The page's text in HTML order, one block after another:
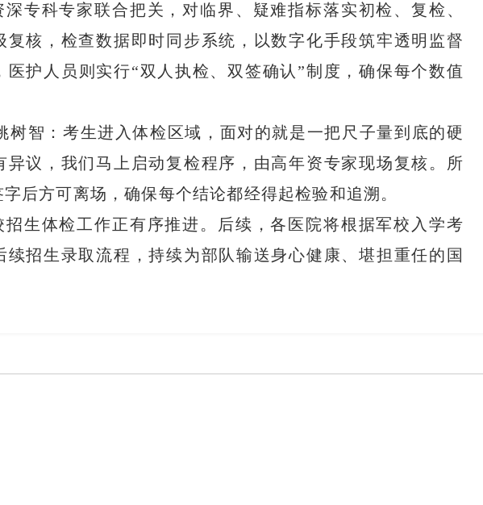
专科专家联合把关，对临界、疑难指标落实初检、复检、
复核，检查数据即时同步系统，以数字化手段筑牢透明监督
医护人员则实行“双人执检、双签确认”制度，确保每个数值
树智：考生进入体检区域，面对的就是一把尺子量到底的硬
异议，我们马上启动复检程序，由高年资专家现场复核。所
后方可离场，确保每个结论都经得起检验和追溯。
招生体检工作正有序推进。后续，各医院将根据军校入学考
续招生录取流程，持续为部队输送身心健康、堪担重任的国